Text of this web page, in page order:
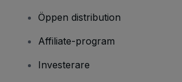
Öppen distribution
Affiliate-program
Investerare